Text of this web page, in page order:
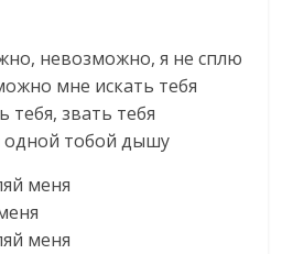
невозможно, я не сплю
мне искать тебя
тебя, звать тебя
одной тобой дышу
меня
меня